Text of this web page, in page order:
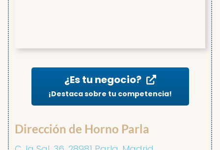
¿Es tu negocio?
¡Destaca sobre tu competencia!
Dirección de Horno Parla